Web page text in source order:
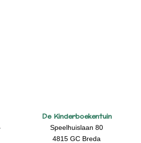
De Kinderboekentuin
Speelhuislaan 80
4815 GC Breda